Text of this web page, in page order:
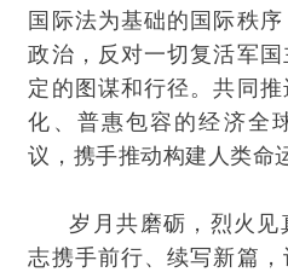
国际法为基础的国际秩
政治，反对一切复活军
定的图谋和行径。共同
化、普惠包容的经济全
议，携手推动构建人类命
岁月共磨砺，烈火见
志携手前行、续写新篇